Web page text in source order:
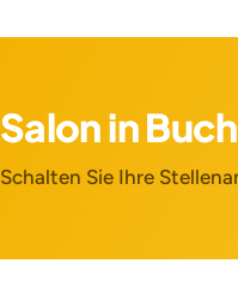
Salon in
Schalten Sie Ihre